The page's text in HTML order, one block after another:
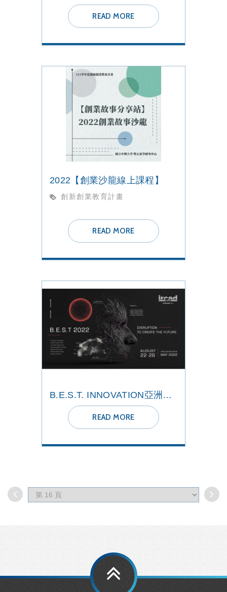
READ MORE
2022【創業沙龍線上課程】
創新創業教育計畫
READ MORE
B.E.S.T. INNOVATION亞洲新創醫療器材研究發展研習營
READ MORE